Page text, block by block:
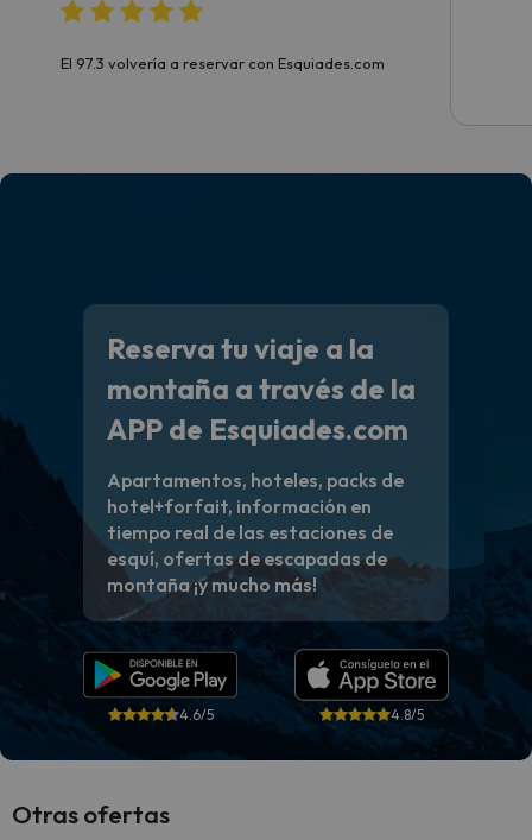
El 97.3 volvería a reservar con Esquiades.com
Reserva tu viaje a la
montaña a través de la
APP de Esquiades.com
Apartamentos, hoteles, packs de
hotel+forfait, información en
tiempo real de las estaciones de
esquí, ofertas de escapadas de
montaña ¡y mucho más!
4.6/5 4.8/5
Otras ofertas